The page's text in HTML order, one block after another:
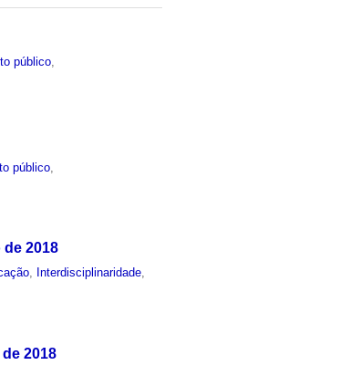
público
público
2018
, Interdisciplinaridade,
2018